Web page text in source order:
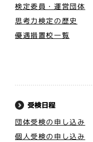
検定委員・運営団体
思考力検定の歴史
優遇措置校一覧
受検日程
団体受検の申し込み
個人受検の申し込み